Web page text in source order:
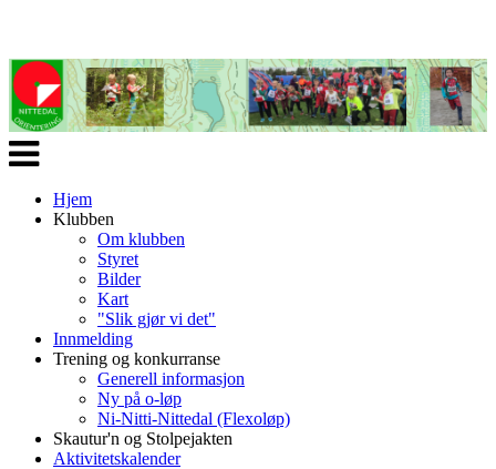
Veksle
navigasjon
Hjem
Klubben
Om klubben
Styret
Bilder
Kart
"Slik gjør vi det"
Innmelding
Trening og konkurranse
Generell informasjon
Ny på o-løp
Ni-Nitti-Nittedal (Flexoløp)
Skautur'n og Stolpejakten
Aktivitetskalender